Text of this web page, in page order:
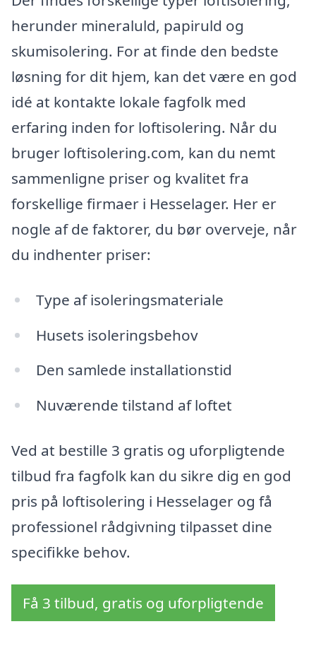
herunder mineraluld, papiruld og
skumisolering. For at finde den bedste
løsning for dit hjem, kan det være en god
idé at kontakte lokale fagfolk med
erfaring inden for loftisolering. Når du
bruger loftisolering.com, kan du nemt
sammenligne priser og kvalitet fra
forskellige firmaer i Hesselager. Her er
nogle af de faktorer, du bør overveje, når
du indhenter priser:
Type af isoleringsmateriale
Husets isoleringsbehov
Den samlede installationstid
Nuværende tilstand af loftet
Ved at bestille 3 gratis og uforpligtende
tilbud fra fagfolk kan du sikre dig en god
pris på loftisolering i Hesselager og få
professionel rådgivning tilpasset dine
specifikke behov.
Få 3 tilbud, gratis og uforpligtende